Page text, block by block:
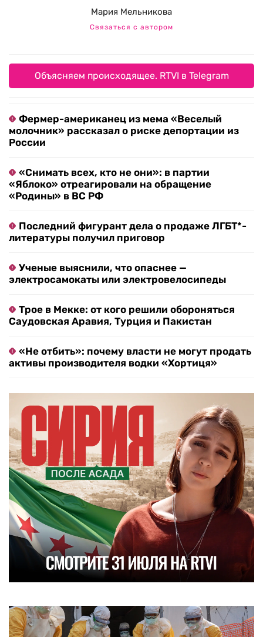
Мария Мельникова
Связаться с автором
Объясняем происходящее. RTVI в Telegram
Фермер-американец из мема «Веселый
молочник» рассказал о риске депортации из
России
«Снимать всех, кто не они»: в партии
«Яблоко» отреагировали на обращение
«Родины» в ВС РФ
Последний фигурант дела о продаже ЛГБТ*-
литературы получил приговор
Ученые выяснили, что опаснее —
электросамокаты или электровелосипеды
Трое в Мекке: от кого решили обороняться
Саудовская Аравия, Турция и Пакистан
«Не отбить»: почему власти не могут продать
активы производителя водки «Хортиця»